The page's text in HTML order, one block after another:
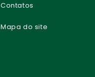
Contatos
Mapa do site